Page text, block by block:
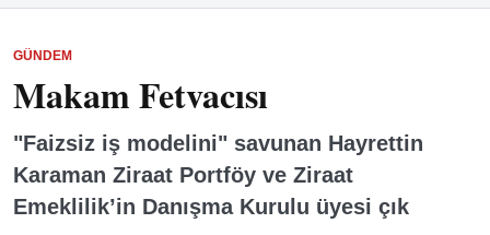
GÜNDEM
Makam Fetvacısı
"Faizsiz iş modelini" savunan Hayrettin
Karaman Ziraat Portföy ve Ziraat
Emeklilik’in Danışma Kurulu üyesi çık